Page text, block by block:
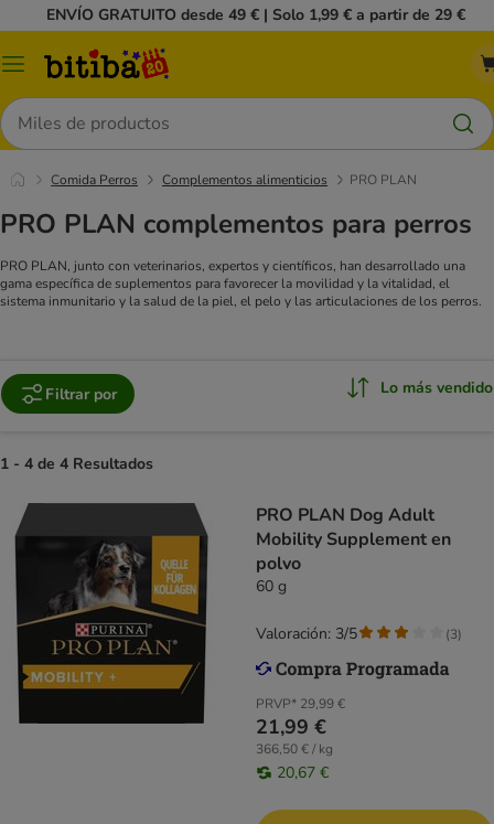
ENVÍO GRATUITO desde 49 € | Solo 1,99 € a partir de 29 €
Menú
Buscar
Comida Perros Complementos alimenticios PRO PLAN
PRO PLAN complementos para perros
PRO PLAN, junto con veterinarios, expertos y científicos, han desarrollado una
gama específica de suplementos para favorecer la movilidad y la vitalidad, el
sistema inmunitario y la salud de la piel, el pelo y las articulaciones de los perros.
Filtrar por Lo más vendido
1 - 4 de 4 Resultados
PRO PLAN Dog Adult
Mobility Supplement en
polvo
60 g
PRVP* 29,99 €
21,99 €
366,50 € / kg
20,67 €
Valoración: 3/5 (3)